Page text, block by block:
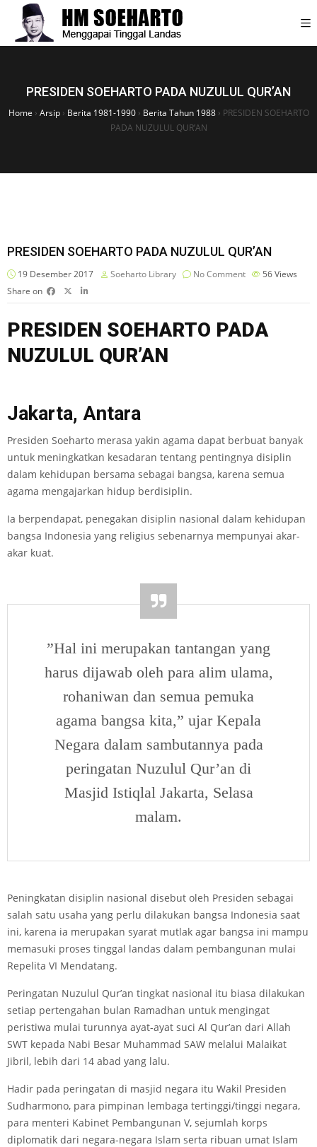
PRESIDEN SOEHARTO PADA NUZULUL QUR’AN
Home › Arsip› Berita 1981-1990› Berita Tahun 1988› PRESIDEN SOEHARTO
PADA NUZULUL QUR’AN
PRESIDEN SOEHARTO PADA NUZULUL QUR’AN
19 Desember 2017 Soeharto Library No Comment 56Views
Share on
PRESIDEN SOEHARTO PADA
NUZULUL QUR’AN
Jakarta, Antara
Presiden Soeharto merasa yakin agama dapat berbuat banyak
untuk meningkatkan kesadaran tentang pentingnya disiplin
dalam kehidupan bersama sebagai bangsa, karena semua
agama mengajarkan hidup berdisiplin.
Ia berpendapat, penegakan disiplin nasional dalam kehidupan
bangsa Indonesia yang religius sebenarnya mempunyai akar-
akar kuat.
”Hal ini merupakan tantangan yang
harus dijawab oleh para alim ulama,
rohaniwan dan semua pemuka
agama bangsa kita,” ujar Kepala
Negara dalam sambutannya pada
peringatan Nuzulul Qur’an di
Masjid Istiqlal Jakarta, Selasa
malam.
Peningkatan disiplin nasional disebut oleh Presiden sebagai
salah satu usaha yang perlu dilakukan bangsa Indonesia saat
ini, karena ia merupakan syarat mutlak agar bangsa ini mampu
memasuki proses tinggal landas dalam pembangunan mulai
Repelita VI Mendatang.
Peringatan Nuzulul Qur’an tingkat nasional itu biasa dilakukan
setiap pertengahan bulan Ramadhan untuk mengingat
peristiwa mulai turunnya ayat-ayat suci Al Qur’an dari Allah
SWT kepada Nabi Besar Muhammad SAW melalui Malaikat
Jibril, lebih dari 14 abad yang lalu.
Hadir pada peringatan di masjid negara itu Wakil Presiden
Sudharmono, para pimpinan lembaga tertinggi/tinggi negara,
para menteri Kabinet Pembangunan V, sejumlah korps
diplomatik dari negara-negara Islam serta ribuan umat Islam